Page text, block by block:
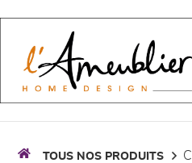
TOUS NOS PRODUITS